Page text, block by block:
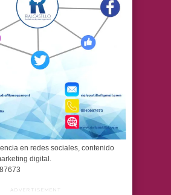
en redes sociales, contenido
digital.
ADVERTISEMENT